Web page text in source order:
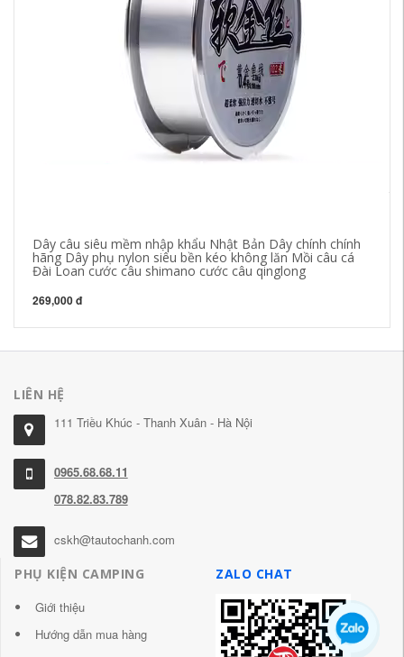
Dây câu siêu mềm nhập khẩu Nhật Bản Dây chính chính
hãng Dây phụ nylon siêu bền kéo không lăn Mồi câu cá
Đài Loan cước câu shimano cước câu qinglong
269,000 đ
LIÊN HỆ
111 Triều Khúc - Thanh Xuân - Hà Nội
0965.68.68.11
078.82.83.789
cskh@tautochanh.com
PHỤ KIỆN CAMPING
Giới thiệu
Hướng dẫn mua hàng
ZALO CHAT